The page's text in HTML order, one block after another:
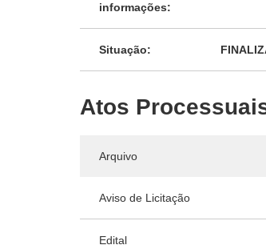
informações:
Situação:
Atos
Arquivo
Aviso de Licitação
Edital